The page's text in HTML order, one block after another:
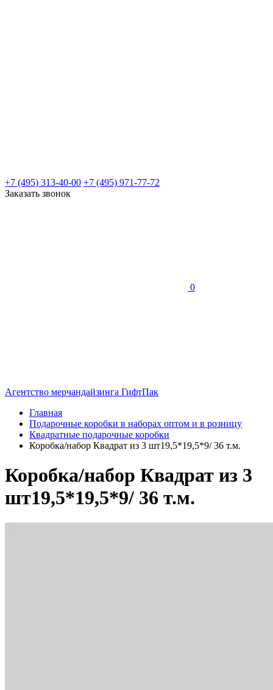
+7 (495) 313-40-00 +7 (495) 971-77-72
Заказать звонок
0
Агентство мерчандайзинга ГифтПак
Главная
Подарочные коробки в наборах оптом и в розницу
Квадратные подарочные коробки
Коробка/набор Квадрат из 3 шт19,5*19,5*9/ 36 т.м.
Коробка/набор Квадрат из 3
шт19,5*19,5*9/ 36 т.м.